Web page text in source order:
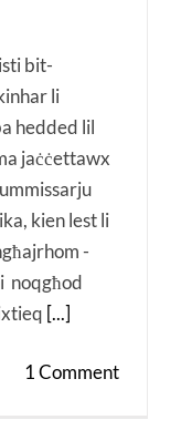
bit-
li
hedded lil
jaċċettawx
kien lest li
-
noqgħod
[...]
1 Comment